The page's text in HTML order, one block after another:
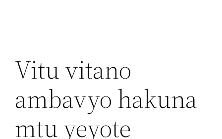
Vitu vitano
ambavyo hakuna
mtu yeyote